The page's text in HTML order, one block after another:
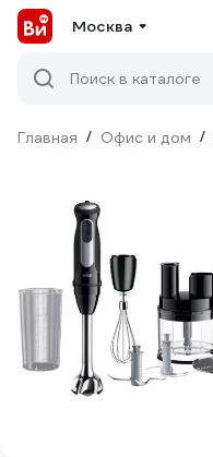
Москва
Поиск в каталоге
Главная / Офис и дом /